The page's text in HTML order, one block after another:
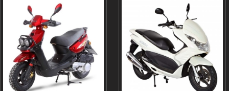
motor de 4 cilindros confiável.
Uma scooter totalmente atraente
que é perfeita para cruzeiro pela
cidade ou na praia.
tratamento de pintura de duplo
estágio, assento de poliuretano
de alta qualidade.